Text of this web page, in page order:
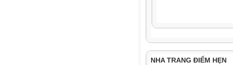
NHA TRANG ĐIỂM HẸN